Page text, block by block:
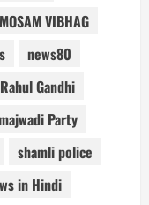
MOSAM VIBHAG
news80
Rahul Gandhi
Party
shamli police
in Hindi